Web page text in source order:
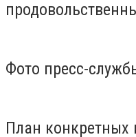
Фото пресс-
План конкретных